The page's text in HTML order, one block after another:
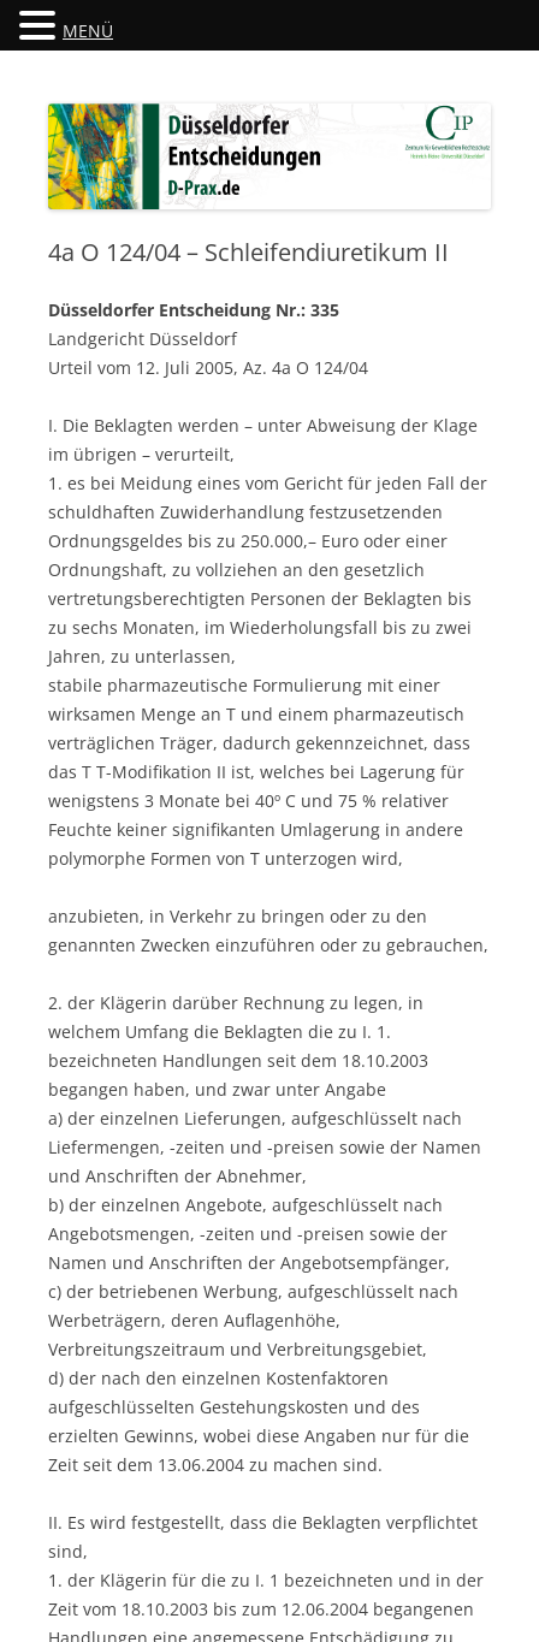
Düsseldorfer Entscheidungen
4a O 124/04 – Schleifendiuretikum II
Düsseldorfer Entscheidung Nr.: 335
Landgericht Düsseldorf
Urteil vom 12. Juli 2005, Az. 4a O 124/04
I. Die Beklagten werden – unter Abweisung der Klage
im übrigen – verurteilt,
1. es bei Meidung eines vom Gericht für jeden Fall der
schuldhaften Zuwiderhandlung festzusetzenden
Ordnungsgeldes bis zu 250.000,– Euro oder einer
Ordnungshaft, zu vollziehen an den gesetzlich
vertretungsberechtigten Personen der Beklagten bis
zu sechs Monaten, im Wiederholungsfall bis zu zwei
Jahren, zu unterlassen,
stabile pharmazeutische Formulierung mit einer
wirksamen Menge an T und einem pharmazeutisch
verträglichen Träger, dadurch gekennzeichnet, dass
das T T-Modifikation II ist, welches bei Lagerung für
wenigstens 3 Monate bei 40º C und 75 % relativer
Feuchte keiner signifikanten Umlagerung in andere
polymorphe Formen von T unterzogen wird,
anzubieten, in Verkehr zu bringen oder zu den
genannten Zwecken einzuführen oder zu gebrauchen,
2. der Klägerin darüber Rechnung zu legen, in
welchem Umfang die Beklagten die zu I. 1.
bezeichneten Handlungen seit dem 18.10.2003
begangen haben, und zwar unter Angabe
a) der einzelnen Lieferungen, aufgeschlüsselt nach
Liefermengen, -zeiten und -preisen sowie der Namen
und Anschriften der Abnehmer,
b) der einzelnen Angebote, aufgeschlüsselt nach
Angebotsmengen, -zeiten und -preisen sowie der
Namen und Anschriften der Angebotsempfänger,
c) der betriebenen Werbung, aufgeschlüsselt nach
Werbeträgern, deren Auflagenhöhe,
Verbreitungszeitraum und Verbreitungsgebiet,
d) der nach den einzelnen Kostenfaktoren
aufgeschlüsselten Gestehungskosten und des
erzielten Gewinns, wobei diese Angaben nur für die
Zeit seit dem 13.06.2004 zu machen sind.
II. Es wird festgestellt, dass die Beklagten verpflichtet
sind,
1. der Klägerin für die zu I. 1 bezeichneten und in der
Zeit vom 18.10.2003 bis zum 12.06.2004 begangenen
Handlungen eine angemessene Entschädigung zu
MENÜ